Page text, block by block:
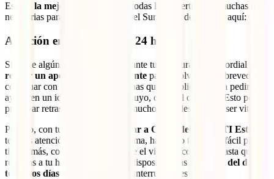
Esta es la mejor póliza
y ofrece todas las coberturas, y muchas más,
necesarias para tu viaje a Corea del Sur que te detallamos aquí:
Atención en tu idioma las 24 horas
Si surge algún inconveniente durante tu aventura, lo primordial es
recibir un apoyo rápido y eficiente para resolverlo a la brevedad y
continuar con tu viaje. ¿Te imaginas qué complicado sería pedir
ayuda en un idioma que no es el tuyo, como el coreano? Esto podría
provocar retrasos importantes, y muchos detalles podrían ser vitales.
Por eso, con tu
seguro para viajar a Corea del Sur IATI Estrella
tendrás atención en tu propio idioma, haciendo todo más fácil para
ti. Además, como entendemos que el viaje no concluye hasta que
regresas a tu hogar, estamos a tu disposición las
24 horas del día,
todos los días de la semana
, sin interrupciones.